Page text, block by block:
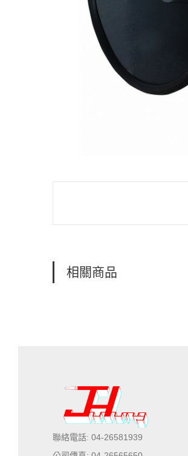
相關商品
聯絡電話: 04-26581939